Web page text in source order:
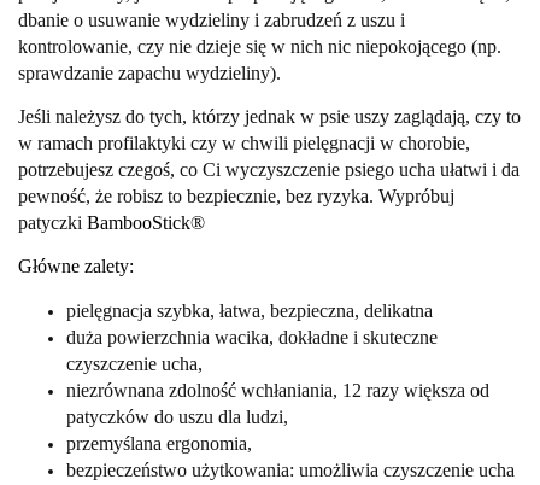
dbanie o usuwanie wydzieliny i zabrudzeń z uszu i
kontrolowanie, czy nie dzieje się w nich nic niepokojącego (np.
sprawdzanie zapachu wydzieliny).
Jeśli należysz do tych, którzy jednak w psie uszy zaglądają, czy to
w ramach profilaktyki czy w chwili pielęgnacji w chorobie,
potrzebujesz czegoś, co Ci wyczyszczenie psiego ucha ułatwi i da
pewność, że robisz to bezpiecznie, bez ryzyka. Wypróbuj
patyczki BambooStick®
Główne zalety:
pielęgnacja szybka, łatwa, bezpieczna, delikatna
duża powierzchnia wacika, dokładne i skuteczne
czyszczenie ucha,
niezrównana zdolność wchłaniania, 12 razy większa od
patyczków do uszu dla ludzi,
przemyślana ergonomia,
bezpieczeństwo użytkowania: umożliwia czyszczenie ucha